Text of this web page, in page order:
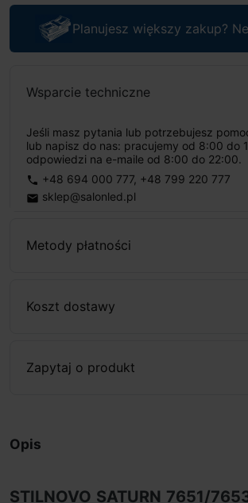
Planujesz większy zakup?
Wsparcie techniczne
Jeśli masz pytania lub potrzebujesz
lub napisz do nas: pracujemy od 8:00 do
odpowiedzi na e-maile od 8:00 do 22:00.
phone +48 694 000 777, +48 799 220 777
email sklep@salonled.pl
Metody płatności
Koszt dostawy
Zapytaj o produkt
Opis
STILNOVO SATURN 7651/